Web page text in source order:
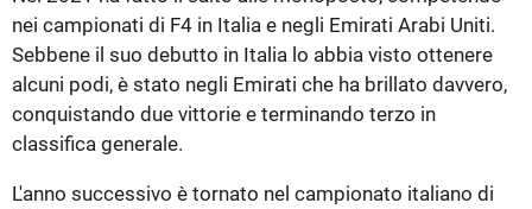
nei campionati di F4 in Italia e negli Emirati Arabi Uniti.
Sebbene il suo debutto in Italia lo abbia visto ottenere
alcuni podi, è stato negli Emirati che ha brillato davvero,
conquistando due vittorie e terminando terzo in
classifica generale.
L'anno successivo è tornato nel campionato italiano di